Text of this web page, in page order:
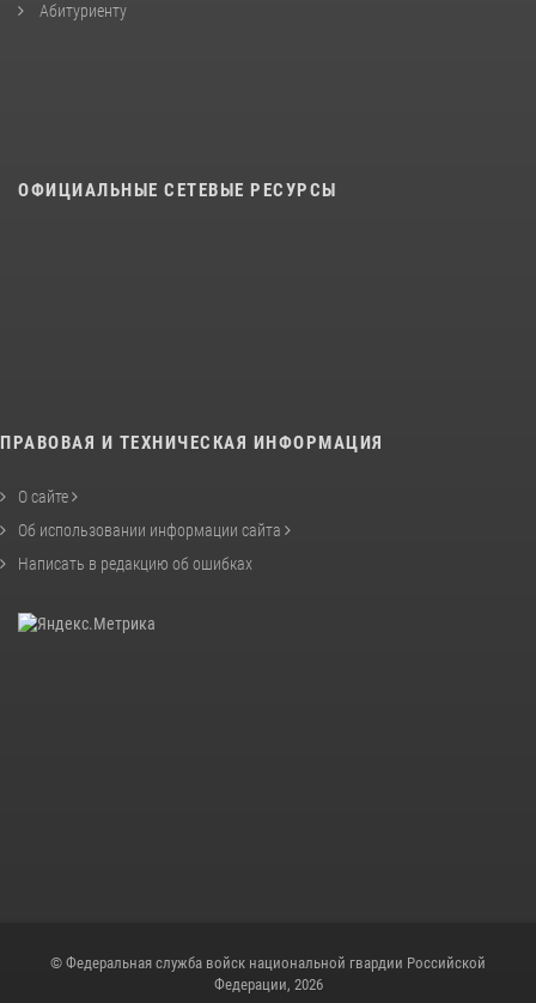
Абитуриенту
ОФИЦИАЛЬНЫЕ СЕТЕВЫЕ РЕСУРСЫ
ПРАВОВАЯ И ТЕХНИЧЕСКАЯ ИНФОРМАЦИЯ
О сайте
Об использовании информации сайта
Написать в редакцию об ошибках
© Федеральная служба войск национальной гвардии Российской
Федерации, 2026